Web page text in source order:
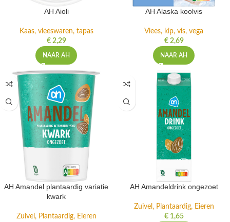
AH Aioli
Kaas, vleeswaren, tapas
€2,29
NAAR AH
AH Alaska koolvis
Vlees, kip, vis, vega
€2,69
NAAR AH
AH Amandel plantaardig variatie
kwark
Zuivel, Plantaardig, Eieren
AH Amandeldrink ongezoet
Zuivel, Plantaardig, Eieren
€1,65